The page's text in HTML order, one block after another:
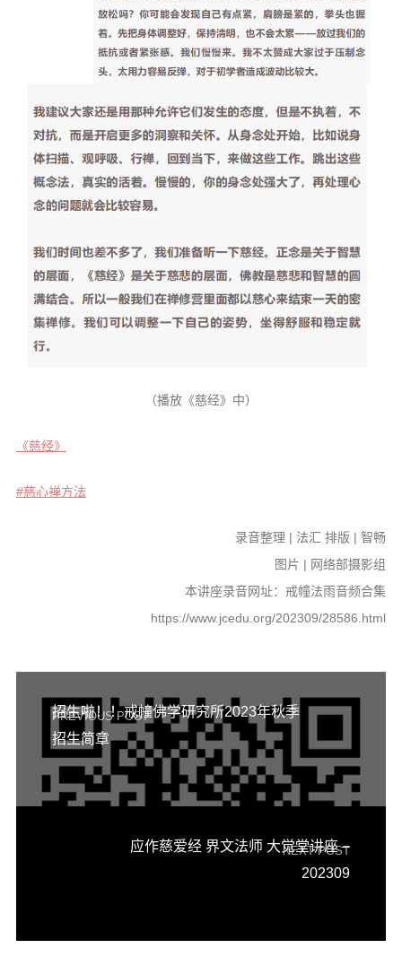
（播放《慈经》中）
《慈经》
#慈心禅方法
录音整理 | 法汇 排版 | 智畅
图片 | 网络部摄影组
本讲座录音网址：戒幢法雨音频合集
https://www.jcedu.org/202309/28586.html
PREVIOUS POST
招生啦！！戒幢佛学研究所2023年秋季
招生简章
NEXT POST
应作慈爱经 界文法师 大觉堂讲座 –
202309